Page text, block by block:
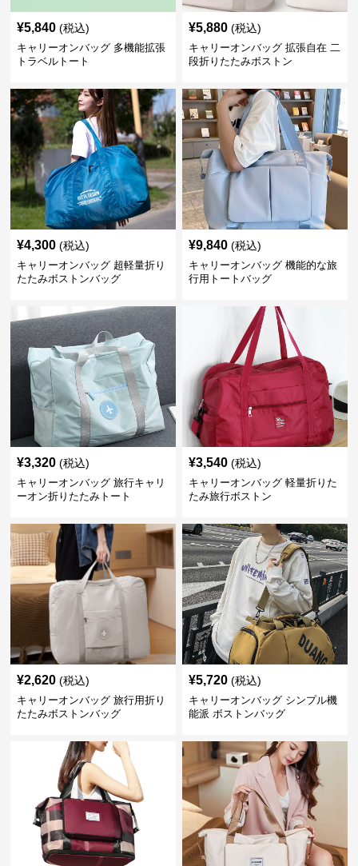
¥5,840 (税込)
キャリーオンバッグ 多機能拡張
トラベルトート
¥5,880 (税込)
キャリーオンバッグ 拡張自在 二
段折りたたみボストン
¥4,300 (税込)
キャリーオンバッグ 超軽量折り
たたみボストンバッグ
¥9,840 (税込)
キャリーオンバッグ 機能的な旅
行用トートバッグ
¥3,320 (税込)
キャリーオンバッグ 旅行キャリ
ーオン折りたたみトート
¥3,540 (税込)
キャリーオンバッグ 軽量折りた
たみ旅行ボストン
¥2,620 (税込)
キャリーオンバッグ 旅行用折り
たたみボストンバッグ
¥5,720 (税込)
キャリーオンバッグ シンプル機
能派 ボストンバッグ